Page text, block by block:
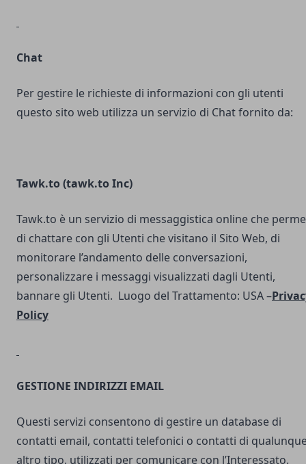
Chat
Per gestire le richieste di informazioni con gli utenti
questo sito web utilizza un servizio di Chat fornito da:
Tawk.to (tawk.to Inc)
Tawk.to è un servizio di messaggistica online che
di chattare con gli Utenti che visitano il Sito Web, di
monitorare l’andamento delle conversazioni,
personalizzare i messaggi visualizzati dagli Utenti,
bannare gli Utenti. Luogo del Trattamento: USA –
Policy
GESTIONE INDIRIZZI EMAIL
Questi servizi consentono di gestire un database di
contatti email, contatti telefonici o contatti di
altro tipo, utilizzati per comunicare con l’Interessato.